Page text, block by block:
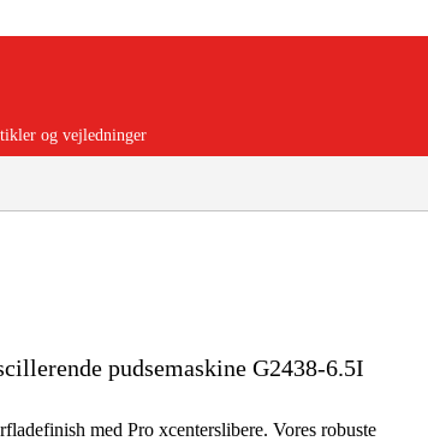
Nødstrøm Trykluft
Og Værktøj
og vejledninger
pudsemaskine G2438-6.5I
med Pro xcenterslibere. Vores robuste